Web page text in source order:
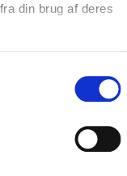
din brug af deres